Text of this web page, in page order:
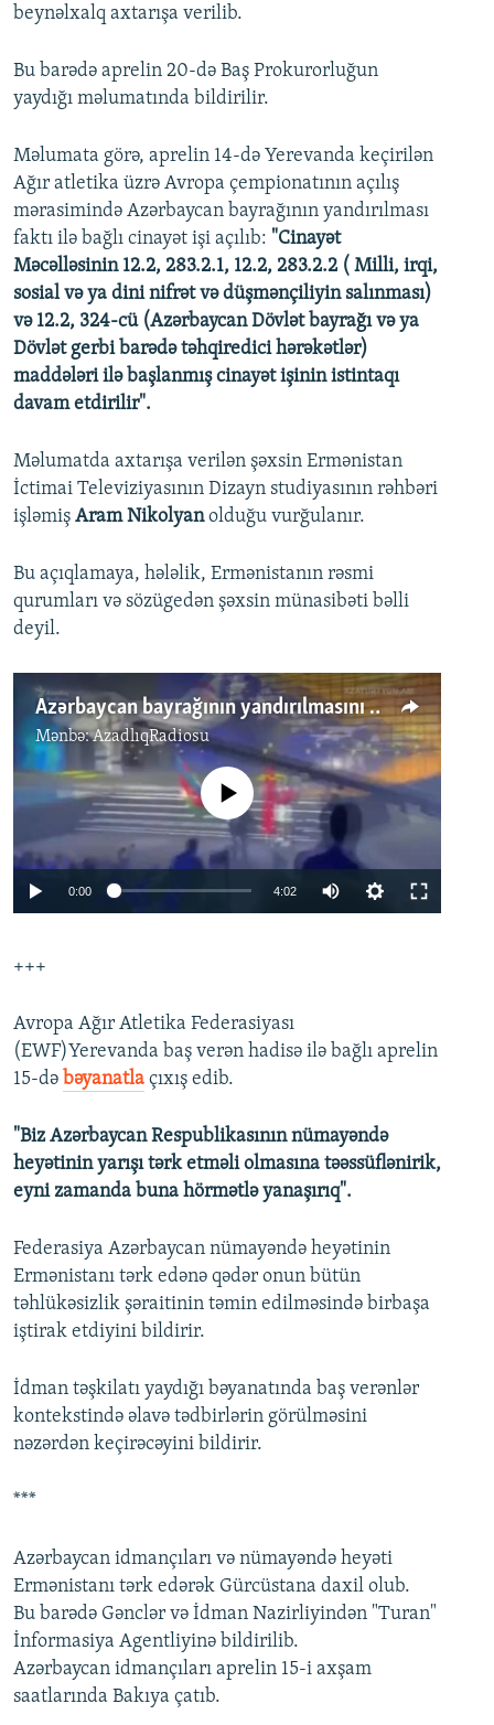
beynəlxalq axtarışa verilib.
Bu barədə aprelin 20-də Baş Prokurorluğun
yaydığı məlumatında bildirilir.
Məlumata görə, aprelin 14-də Yerevanda keçirilən
Ağır atletika üzrə Avropa çempionatının açılış
mərasimində Azərbaycan bayrağının yandırılması
faktı ilə bağlı cinayət işi açılıb: "Cinayət
Məcəlləsinin 12.2, 283.2.1, 12.2, 283.2.2 ( Milli, irqi,
sosial və ya dini nifrət və düşmənçiliyin salınması)
və 12.2, 324-cü (Azərbaycan Dövlət bayrağı və ya
Dövlət gerbi barədə təhqiredici hərəkətlər)
maddələri ilə başlanmış cinayət işinin istintaqı
davam etdirilir".
Məlumatda axtarışa verilən şəxsin Ermənistan
İctimai Televiziyasının Dizayn studiyasının rəhbəri
işləmiş Aram Nikolyanolduğu vurğulanır.
Bu açıqlamaya, hələlik, Ermənistanın rəsmi
qurumları və sözügedən şəxsin münasibəti bəlli
deyil.
Azərbaycan bayrağının yandırılmasını pisləyən erməni deputat qalmaqalla üzləşdi
Mənbə:AzadlıqRadiosu
1080p
No media source currently available
0:00 4:02
720p
+++
Avropa Ağır Atletika Federasiyası
(EWF)Yerevanda baş verən hadisə ilə bağlı aprelin
15-də bəyanatla çıxış edib.
"Biz Azərbaycan Respublikasının nümayəndə
heyətinin yarışı tərk etməli olmasına təəssüflənirik,
eyni zamanda buna hörmətlə yanaşırıq".
Federasiya Azərbaycan nümayəndə heyətinin
Ermənistanı tərk edənə qədər onun bütün
təhlükəsizlik şəraitinin təmin edilməsində birbaşa
iştirak etdiyini bildirir.
İdman təşkilatı yaydığı bəyanatında baş verənlər
kontekstində əlavə tədbirlərin görülməsini
nəzərdən keçirəcəyini bildirir.
***
Azərbaycan idmançıları və nümayəndə heyəti
Ermənistanı tərk edərək Gürcüstana daxil olub.
Bu barədə Gənclər və İdman Nazirliyindən "Turan"
İnformasiya Agentliyinə bildirilib.
Azərbaycan idmançıları aprelin 15-i axşam
saatlarında Bakıya çatıb.